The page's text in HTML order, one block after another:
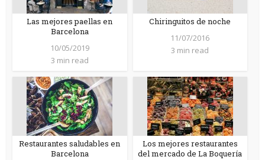
Las mejores paellas en
Barcelona
10/05/2019
3 min read
Chiringuitos de noche
11/07/2016
3 min read
Restaurantes saludables en
Barcelona
Los mejores restaurantes
del mercado de La Boquería